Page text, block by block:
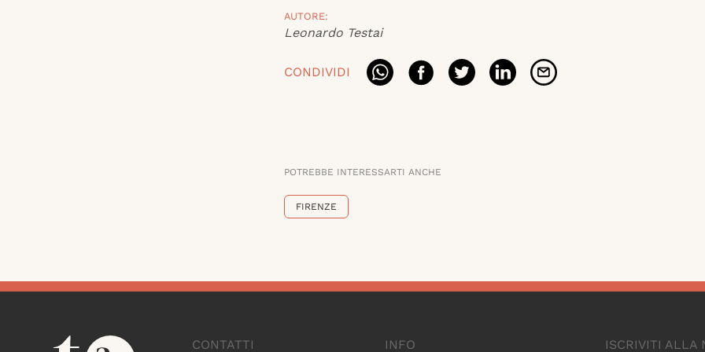
AUTORE:
Leonardo Testai
CONDIVIDI
POTREBBE INTERESSARTI ANCHE
FIRENZE
CONTATTI INFO ISCRIVITI ALLA